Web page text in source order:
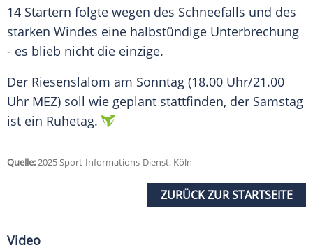
14 Startern folgte wegen des Schneefalls und des
starken Windes eine halbstündige Unterbrechung
- es blieb nicht die einzige.
Der Riesenslalom am Sonntag (18.00 Uhr/21.00
Uhr MEZ) soll wie geplant stattfinden, der Samstag
ist ein Ruhetag.
Quelle:2025 Sport-Informations-Dienst, Köln
ZURÜCK ZUR STARTSEITE
Video